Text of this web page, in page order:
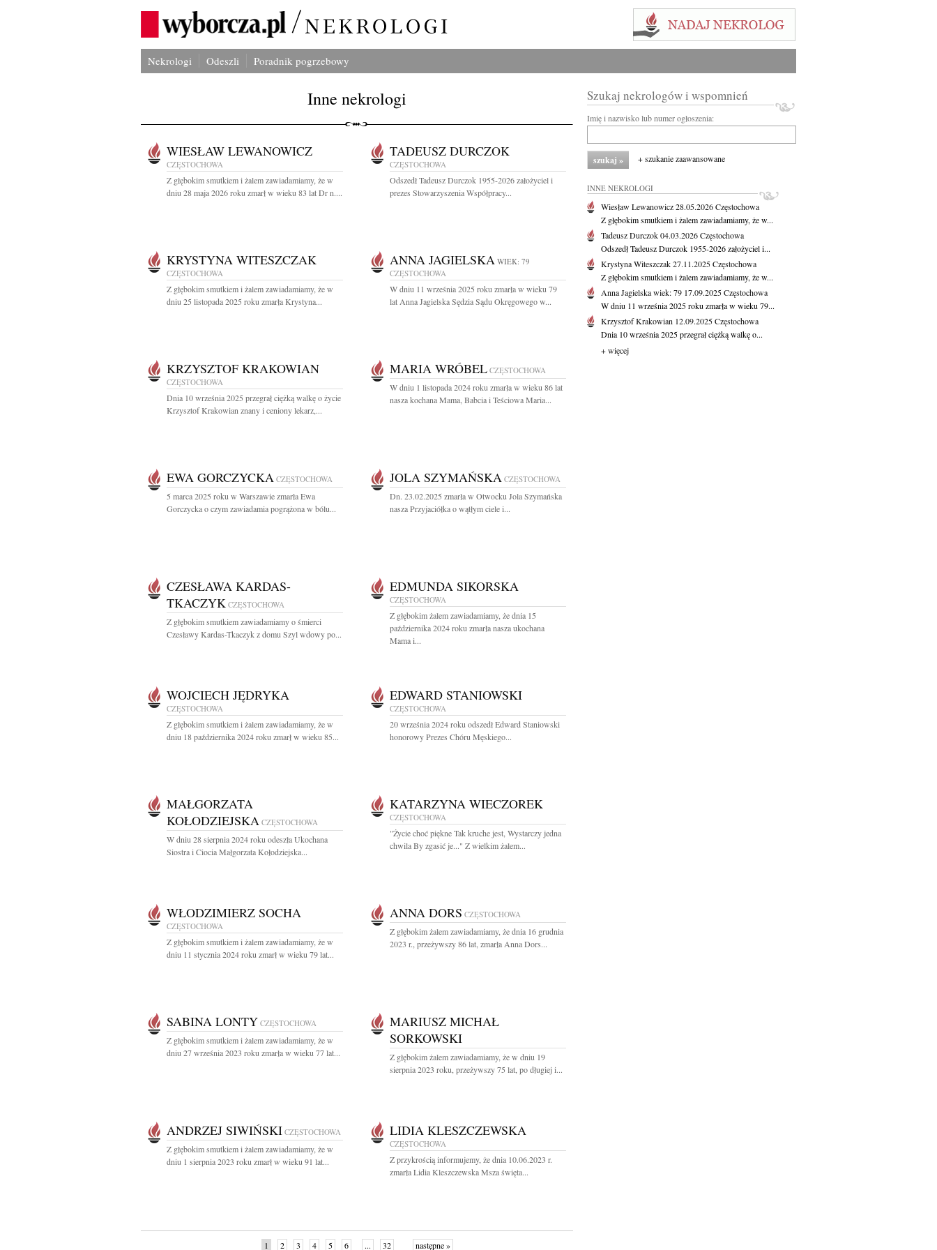
Nekrologi Odeszli Poradnik pogrzebowy
Inne nekrologi
WIESŁAW LEWANOWICZ
CZĘSTOCHOWA
Z głębokim smutkiem i żalem zawiadamiamy, że w
dniu 28 maja 2026 roku zmarł w wieku 83 lat Dr n....
TADEUSZ DURCZOK
CZĘSTOCHOWA
Odszedł Tadeusz Durczok 1955-2026 założyciel i
prezes Stowarzyszenia Współpracy...
KRYSTYNA WITESZCZAK
CZĘSTOCHOWA
Z głębokim smutkiem i żalem zawiadamiamy, że w
dniu 25 listopada 2025 roku zmarła Krystyna...
ANNA JAGIELSKA WIEK: 79
CZĘSTOCHOWA
W dniu 11 września 2025 roku zmarła w wieku 79
lat Anna Jagielska Sędzia Sądu Okręgowego w...
KRZYSZTOF KRAKOWIAN
CZĘSTOCHOWA
Dnia 10 września 2025 przegrał ciężką walkę o życie
Krzysztof Krakowian znany i ceniony lekarz,...
MARIA WRÓBEL CZĘSTOCHOWA
W dniu 1 listopada 2024 roku zmarła w wieku 86 lat
nasza kochana Mama, Babcia i Teściowa Maria...
EWA GORCZYCKA CZĘSTOCHOWA
5 marca 2025 roku w Warszawie zmarła Ewa
Gorczycka o czym zawiadamia pogrążona w bólu...
JOLA SZYMAŃSKA CZĘSTOCHOWA
Dn. 23.02.2025 zmarła w Otwocku Jola Szymańska
nasza Przyjaciółka o wątłym ciele i...
CZESŁAWA KARDAS-
TKACZYK CZĘSTOCHOWA
Z głębokim smutkiem zawiadamiamy o śmierci
Czesławy Kardas-Tkaczyk z domu Szyl wdowy po...
EDMUNDA SIKORSKA
CZĘSTOCHOWA
Z głębokim żalem zawiadamiamy, że dnia 15
października 2024 roku zmarła nasza ukochana
Mama i...
WOJCIECH JĘDRYKA
CZĘSTOCHOWA
Z głębokim smutkiem i żalem zawiadamiamy, że w
dniu 18 października 2024 roku zmarł w wieku 85...
EDWARD STANIOWSKI
CZĘSTOCHOWA
20 września 2024 roku odszedł Edward Staniowski
honorowy Prezes Chóru Męskiego...
MAŁGORZATA
KOŁODZIEJSKA CZĘSTOCHOWA
W dniu 28 sierpnia 2024 roku odeszła Ukochana
Siostra i Ciocia Małgorzata Kołodziejska...
KATARZYNA WIECZOREK
CZĘSTOCHOWA
"Życie choć piękne Tak kruche jest, Wystarczy jedna
chwila By zgasić je..." Z wielkim żalem...
WŁODZIMIERZ SOCHA
CZĘSTOCHOWA
Z głębokim smutkiem i żalem zawiadamiamy, że w
dniu 11 stycznia 2024 roku zmarł w wieku 79 lat...
ANNA DORS CZĘSTOCHOWA
Z głębokim żalem zawiadamiamy, że dnia 16 grudnia
2023 r., przeżywszy 86 lat, zmarła Anna Dors...
SABINA LONTY CZĘSTOCHOWA
Z głębokim smutkiem i żalem zawiadamiamy, że w
dniu 27 września 2023 roku zmarła w wieku 77 lat...
MARIUSZ MICHAŁ
SORKOWSKI
Z głębokim żalem zawiadamiamy, że w dniu 19
sierpnia 2023 roku, przeżywszy 75 lat, po długiej i...
ANDRZEJ SIWIŃSKI CZĘSTOCHOWA
Z głębokim smutkiem i żalem zawiadamiamy, że w
dniu 1 sierpnia 2023 roku zmarł w wieku 91 lat...
LIDIA KLESZCZEWSKA
CZĘSTOCHOWA
Z przykrością informujemy, że dnia 10.06.2023 r.
zmarła Lidia Kleszczewska Msza święta...
1 2 3 4 5 6 ... 32 następne »
Szukaj nekrologów i wspomnień
Imię i nazwisko lub numer ogłoszenia:
+ szukanie zaawansowane
INNE NEKROLOGI
Wiesław Lewanowicz28.05.2026Częstochowa
Z głębokim smutkiem i żalem zawiadamiamy, że w...
Tadeusz Durczok04.03.2026Częstochowa
Odszedł Tadeusz Durczok 1955-2026 założyciel i...
Krystyna Witeszczak27.11.2025Częstochowa
Z głębokim smutkiem i żalem zawiadamiamy, że w...
Anna Jagielskawiek: 79 17.09.2025Częstochowa
W dniu 11 września 2025 roku zmarła w wieku 79...
Krzysztof Krakowian 12.09.2025Częstochowa
Dnia 10 września 2025 przegrał ciężką walkę o...
+ więcej